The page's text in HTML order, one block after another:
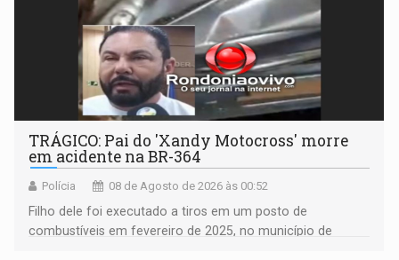
TRÁGICO: Pai do 'Xandy Motocross' morre
em acidente na BR-364
Polícia 08 de Agosto de 2026 às 00:52
Filho dele foi executado a tiros em um posto de
combustíveis em fevereiro de 2025, no município de